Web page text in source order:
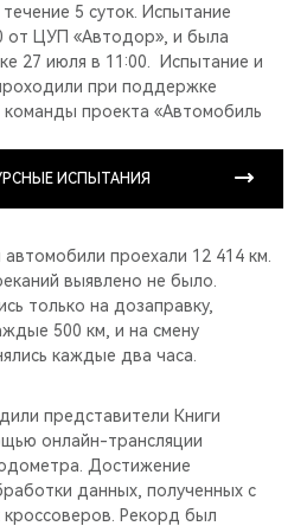
5 суток. Испытание
от ЦУП «Автодор», и была
27 июля в 11:00. Испытание и
при поддержке
проекта «Автомобиль
ИСПЫТАНИЯ
автомобили проехали 12 414 км.
выявлено не было.
только на дозаправку,
500 км, и на смену
каждые два часа.
представители Книги
онлайн-трансляции
Достижение
данных, полученных с
Рекорд был